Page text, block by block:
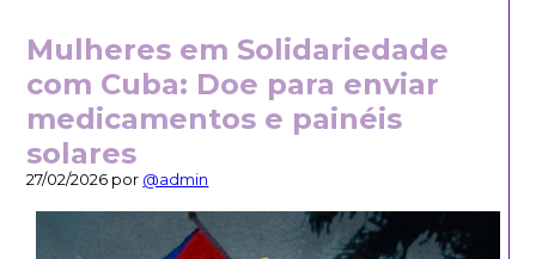
Mulheres em Solidariedade
com Cuba: Doe para enviar
medicamentos e painéis
solares
27/02/2026 por @admin